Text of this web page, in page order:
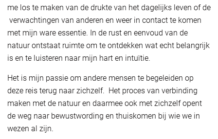
me los te maken van de drukte van het dagelijks leven of de
verwachtingen van anderen en weer in contact te komen
met mijn ware essentie. In de rust en eenvoud van de
natuur ontstaat ruimte om te ontdekken wat echt belangrijk
is en te luisteren naar mijn hart en intuïtie.
Het is mijn passie om andere mensen te begeleiden op
deze reis terug naar zichzelf. Het proces van verbinding
maken met de natuur en daarmee ook met zichzelf opent
de weg naar bewustwording en thuiskomen bij wie we in
wezen al zijn.